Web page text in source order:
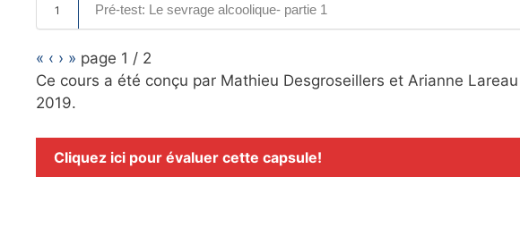
1 Pré-test: Le sevrage alcoolique- partie 1
« ‹ › » page 1 / 2
Ce cours a été conçu par Mathieu Desgroseillers et Arianne
2019.
Cliquez ici pour évaluer cette capsule!